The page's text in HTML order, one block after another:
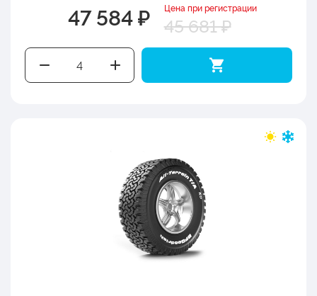
47 584 ₽ Цена при регистрации
45 681 ₽